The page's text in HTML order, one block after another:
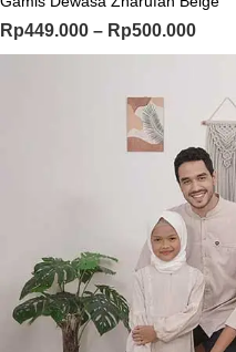
Rp449.000 – Rp500.000